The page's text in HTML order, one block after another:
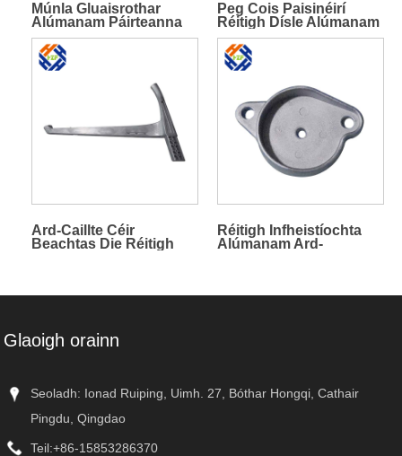
Múnla Gluaisrothar
Alúmanam Páirteanna
Die Cast
Peg Cois Paisinéirí
Réitigh Dísle Alúmanam
Ard-Caillte Céir
Beachtas Die Réitigh
Réitigh Infheistíochta
Alúmanam Ard-
Glaoigh orainn
Seoladh: Ionad Ruiping, Uimh. 27, Bóthar Hongqi, Cathair
Pingdu, Qingdao
Teil:+86-15853286370